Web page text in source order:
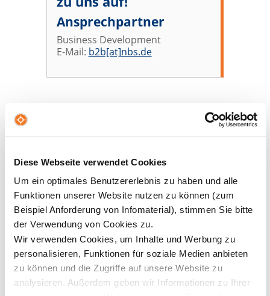
Diese Webseite verwendet Cookies
Um ein optimales Benutzererlebnis zu haben und alle
Funktionen unserer Website nutzen zu können (zum
Beispiel Anforderung von Infomaterial), stimmen Sie bitte
der Verwendung von Cookies zu.
Wir verwenden Cookies, um Inhalte und Werbung zu
personalisieren, Funktionen für soziale Medien anbieten
zu können und die Zugriffe auf unsere Website zu
analysieren. Außerdem geben wir Informationen zu Ihrer
Ansprechpartner
Business Development
E-Mail: b2b[at]nbs.de
Existenzgründer-Beratung
DasInstitut für Unternehmensrechnung,
Finanzmanagement und Controlling (IUCF)
bietet jeden
dritten Mittwoch im Monat (mit Ausnahme der
Semesterferien) kostenfrei eineSprechstunde für NBS-
Unternehmensgründer und -gründerinnenund
solche, die es werden wollen, an.
Interesse? Melde dich bei Prof. Dr. Marco Becker unter
becker[at]nbs.de.
Ansprechpartner